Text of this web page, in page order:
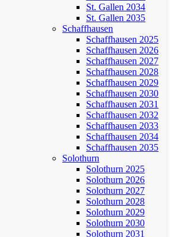
St. Gallen 2034
St. Gallen 2035
Schaffhausen
Schaffhausen 2025
Schaffhausen 2026
Schaffhausen 2027
Schaffhausen 2028
Schaffhausen 2029
Schaffhausen 2030
Schaffhausen 2031
Schaffhausen 2032
Schaffhausen 2033
Schaffhausen 2034
Schaffhausen 2035
Solothurn
Solothurn 2025
Solothurn 2026
Solothurn 2027
Solothurn 2028
Solothurn 2029
Solothurn 2030
Solothurn 2031